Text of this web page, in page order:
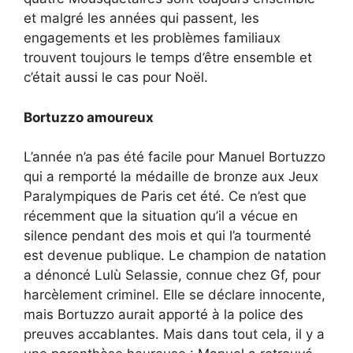
et malgré les années qui passent, les
engagements et les problèmes familiaux
trouvent toujours le temps d’être ensemble et
c’était aussi le cas pour Noël.
Bortuzzo amoureux
L’année n’a pas été facile pour Manuel Bortuzzo
qui a remporté la médaille de bronze aux Jeux
Paralympiques de Paris cet été. Ce n’est que
récemment que la situation qu’il a vécue en
silence pendant des mois et qui l’a tourmenté
est devenue publique. Le champion de natation
a dénoncé Lulù Selassie, connue chez Gf, pour
harcèlement criminel. Elle se déclare innocente,
mais Bortuzzo aurait apporté à la police des
preuves accablantes. Mais dans tout cela, il y a